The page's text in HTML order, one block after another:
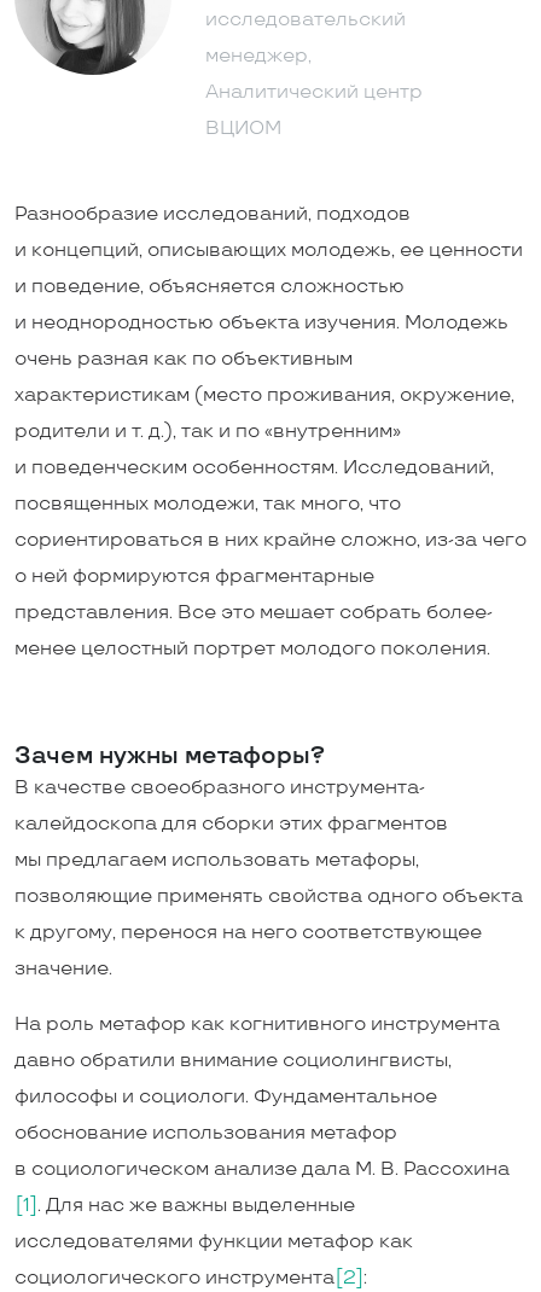
исследовательский
менеджер,
Аналитический центр
ВЦИОМ
Разнообразие исследований, подходов
и концепций, описывающих молодежь, ее ценности
и поведение, объясняется сложностью
и неоднородностью объекта изучения. Молодежь
очень разная как по объективным
характеристикам (место проживания, окружение,
родители и т. д.), так и по «внутренним»
и поведенческим особенностям. Исследований,
посвященных молодежи, так много, что
сориентироваться в них крайне сложно, из-за чего
о ней формируются фрагментарные
представления. Все это мешает собрать более-
менее целостный портрет молодого поколения.
Зачем нужны метафоры?
В качестве своеобразного инструмента-
калейдоскопа для сборки этих фрагментов
мы предлагаем использовать метафоры,
позволяющие применять свойства одного объекта
к другому, перенося на него соответствующее
значение.
На роль метафор как когнитивного инструмента
давно обратили внимание социолингвисты,
философы и социологи. Фундаментальное
обоснование использования метафор
в социологическом анализе дала М. В. Рассохина
[1] . Для нас же важны выделенные
исследователями функции метафор как
социологического инструмента [2] :